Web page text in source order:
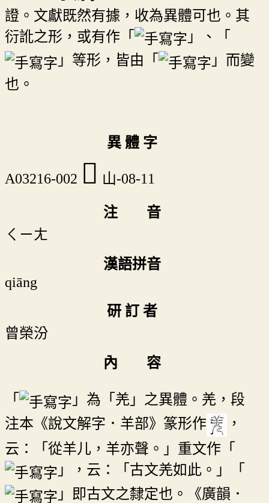
證。文獻既然有據，收為異體可也。其
衍訛之形，或有作「
」、「
」等形，皆由「
」而變
也。
異 體 字
A03216-002 𡸓 山-08-11
注 音
ㄑㄧㄤ
漢語拼音
qiāng
研 訂 者
曾榮汾
內 容
「
」為「羌」之異體。羌，段
注本《說文解字．羊部》篆形作
，
云：「從羊儿，羊亦聲。」重文作「
」，云：「古文羌如此。」「
」即古文之隸定也。《廣韻．